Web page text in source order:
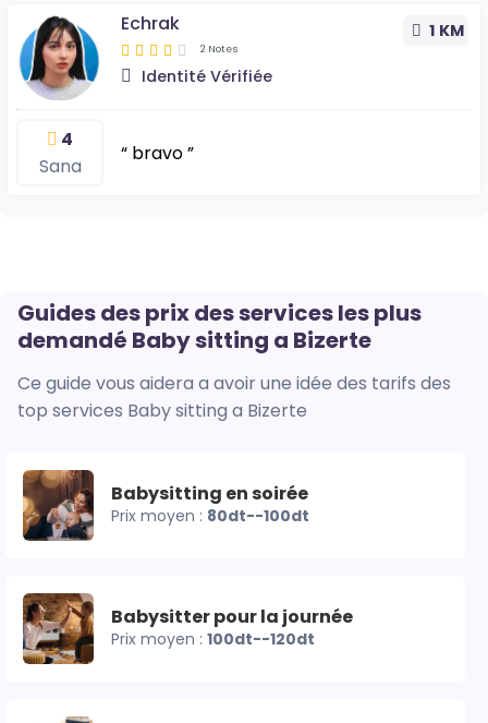
1 KM
Echrak
2 Notes
Identité Vérifiée
4
Sana
“ bravo ”
Guides des prix des services les plus
demandé Baby sitting a Bizerte
Ce guide vous aidera a avoir une idée des tarifs des
top services Baby sitting a Bizerte
Babysitting en soirée
Prix moyen : 80dt--100dt
Babysitter pour la journée
Prix moyen : 100dt--120dt